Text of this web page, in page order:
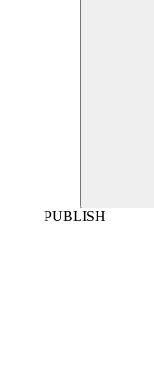
PUBLISH